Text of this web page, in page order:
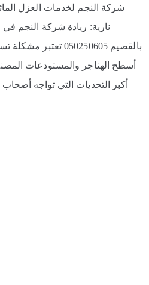
شركة النجم لخدمات العزل
نارية: ريادة شركة النجم
بالقصيم 050250605
أسطح الهناجر والمستودعات
أكبر التحديات التي تواجه